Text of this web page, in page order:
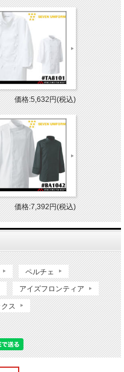
価格:5,632円(税込)
価格:7,392円(税込)
ペルチェ
アイズフロンティア
ス